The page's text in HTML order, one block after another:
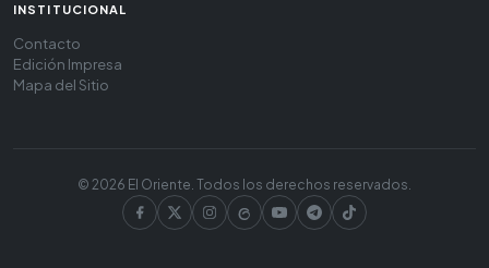
INSTITUCIONAL
Contacto
Edición Impresa
Mapa del Sitio
© 2026 El Oriente. Todos los derechos reservados.